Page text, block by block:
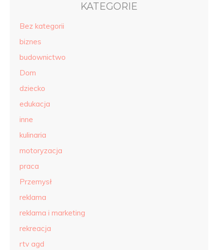
KATEGORIE
Bez kategorii
biznes
budownictwo
Dom
dziecko
edukacja
inne
kulinaria
motoryzacja
praca
Przemysł
reklama
reklama i marketing
rekreacja
rtv agd